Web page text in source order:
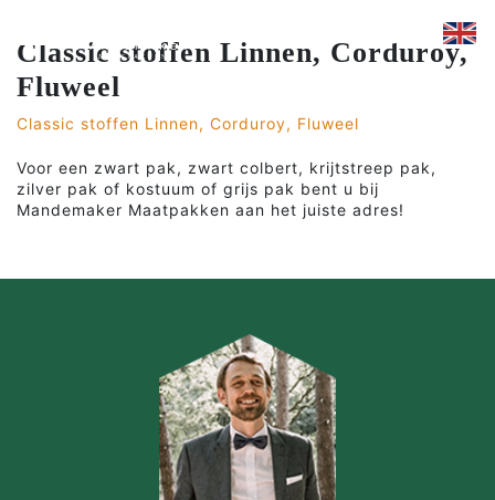
Classic stoffen Linnen, Corduroy,
Fluweel
Classic stoffen Linnen, Corduroy, Fluweel
Voor een zwart pak, zwart colbert, krijtstreep pak,
zilver pak of kostuum of grijs pak bent u bij
Mandemaker Maatpakken aan het juiste adres!